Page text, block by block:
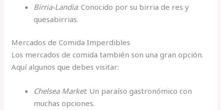
Birria-Landia: Conocido por su birria de res y
quesabirrias.
Mercados de Comida Imperdibles
Los mercados de comida también son una gran opción.
Aquí algunos que debes visitar:
Chelsea Market: Un paraíso gastronómico con
muchas opciones.